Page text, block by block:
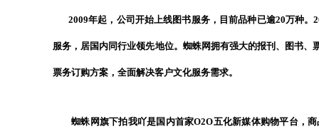
2009年起，公司开始上线图书服务，目前品种已逾20万种。
服务，居国内同行业领先地位。蜘蛛网拥有强大的报刊、图书
票务订购方案，全面解决客户文化服务需求。
蜘蛛网旗下拍我吖是国内首家O2O五化新媒体购物平台，商